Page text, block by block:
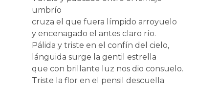
umbrío
cruza el que fuera límpido arroyuelo
y encenagado el antes claro río.
Pálida y triste en el confín del cielo,
lánguida surge la gentil estrella
que con brillante luz nos dio consuelo.
Triste la flor en el pensil descuella